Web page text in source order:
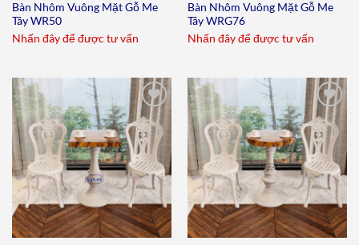
Bàn Nhôm Vuông Mặt Gỗ Me
Tây WR50
Nhấn đây để được tư vấn
Bàn Nhôm Vuông Mặt Gỗ Me
Tây WRG76
Nhấn đây để được tư vấn
Add to
wishlist
Add to
wishlist